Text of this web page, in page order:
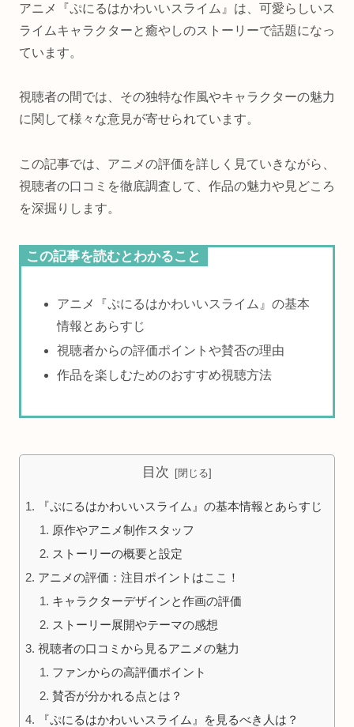
アニメ『ぷにるはかわいいスライム』は、可愛らしいス
ライムキャラクターと癒やしのストーリーで話題になっ
ています。
視聴者の間では、その独特な作風やキャラクターの魅力
に関して様々な意見が寄せられています。
この記事では、アニメの評価を詳しく見ていきながら、
視聴者の口コミを徹底調査して、作品の魅力や見どころ
を深掘りします。
この記事を読むとわかること
アニメ『ぷにるはかわいいスライム』の基本
情報とあらすじ
視聴者からの評価ポイントや賛否の理由
作品を楽しむためのおすすめ視聴方法
目次
『ぷにるはかわいいスライム』の基本情報とあらすじ
原作やアニメ制作スタッフ
ストーリーの概要と設定
アニメの評価：注目ポイントはここ！
キャラクターデザインと作画の評価
ストーリー展開やテーマの感想
視聴者の口コミから見るアニメの魅力
ファンからの高評価ポイント
賛否が分かれる点とは？
『ぷにるはかわいいスライム』を見るべき人は？